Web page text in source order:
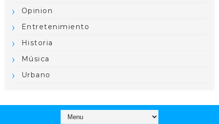
Opinion
Entretenimiento
Historia
Música
Urbano